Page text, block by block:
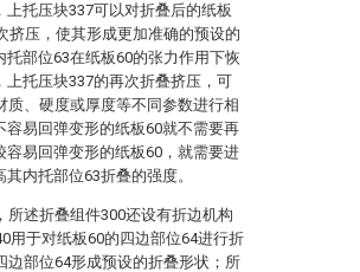
上托压块337可以对折叠后的纸板
挤压，使其形成更加准确的预设的
托部位63在纸板60的张力作用下恢
上托压块337的再次折叠挤压，可
质、硬度或厚度等不同参数进行相
容易回弹变形的纸板60就不需要再
容易回弹变形的纸板60，就需要进
内托部位63折叠的强度。
所述折叠组件300还设有折边机构
用于对纸板60的四边部位64进行折
边部位64形成预设的折叠形状；所